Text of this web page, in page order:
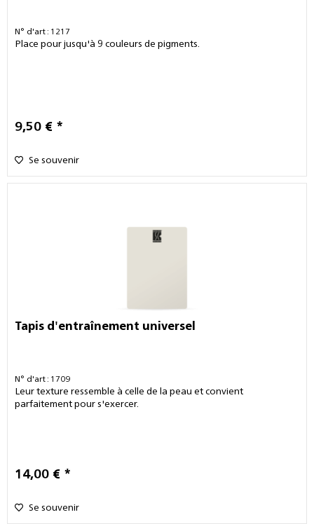
N° d'art : 1217
Place pour jusqu'à 9 couleurs de pigments.
9,50 € *
Se souvenir
Tapis d'entraînement universel
N° d'art : 1709
Leur texture ressemble à celle de la peau et convient
parfaitement pour s'exercer.
14,00 € *
Se souvenir